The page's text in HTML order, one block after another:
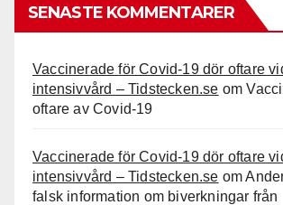
SENASTE KOMMENTARER
Vaccinerade för Covid-19 dör oftare
intensivvård – Tidstecken.se om
oftare av Covid-19
Vaccinerade för Covid-19 dör oftare
intensivvård – Tidstecken.se om
falsk information om biverkningar från